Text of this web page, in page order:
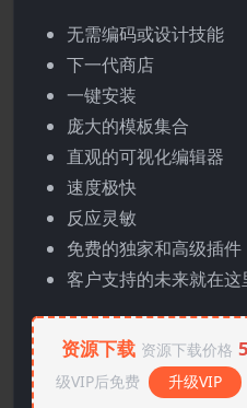
无需编码或设计技能
下一代商店
一键安装
庞大的模板集合
直观的可视化编辑器
速度极快
反应灵敏
免费的独家和高级插件
客户支持的未来就在这
资源下载 资源下载价格 5
级VIP后免费
升级VIP